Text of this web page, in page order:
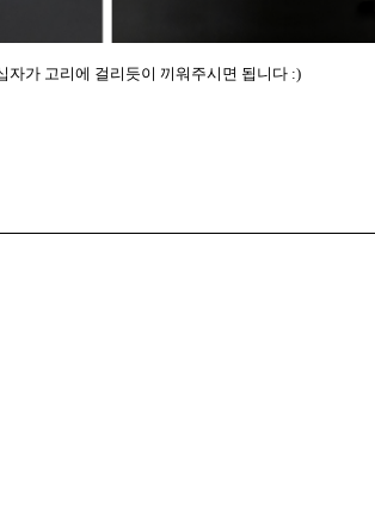
자가 고리에 걸리듯이 끼워주시면 됩니다 :)